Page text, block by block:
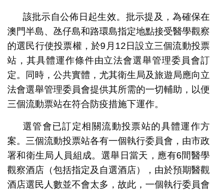
該批示自公佈日起生效。批示提及，為確保在
澳門半島、氹仔島和路環島指定地點接受醫學觀察
的選民行使投票權，於9月12日設立三個流動投票
站，其具體運作條件由立法會選舉管理委員會訂
定。同時，公共實體，尤其衛生局及旅遊局應向立
法會選舉管理委員會提供其所需的一切輔助，以便
三個流動票站在符合防疫措施下運作。
選管會已訂定相關流動投票站的具體運作方
案。三個流動投票站各有一個執行委員會，由市政
署和衛生局人員組成。選舉日當天，應有6間醫學
觀察酒店（包括指定及自選酒店），由於預期醫觀
酒店選民人數並不會太多，故此，一個執行委員會